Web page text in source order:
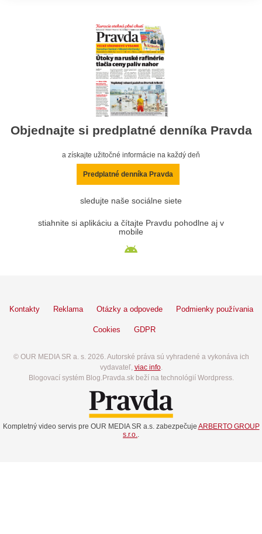
Objednajte si predplatné denníka Pravda
a získajte užitočné informácie na každý deň
Predplatné denníka Pravda
sledujte naše sociálne siete
stiahnite si aplikáciu a čítajte Pravdu pohodlne aj v
mobile
Kontakty Reklama Otázky a odpovede Podmienky používania
Cookies GDPR
© OUR MEDIA SR a. s. 2026. Autorské práva sú vyhradené a vykonáva ich
vydavateľ, viac info.
Blogovací systém Blog.Pravda.sk beží na technológií Wordpress.
Kompletný video servis pre OUR MEDIA SR a.s. zabezpečuje ARBERTO GROUP
s.r.o.